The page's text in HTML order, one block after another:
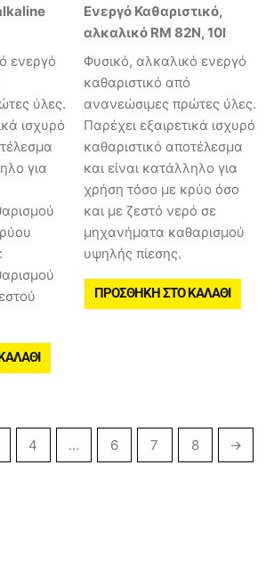
ενεργό
ύλες.
ισχυρό
για
Ενεργό Καθαριστικό,
αλκαλικό RM 82N, 10l
Φυσικό, αλκαλικό ενεργό
καθαριστικό από
ανανεώσιμες πρώτες ύλες.
Παρέχει εξαιρετικά ισχυρό
καθαριστικό αποτέλεσμα
και είναι κατάλληλο για
χρήση τόσο με κρύο όσο
και με ζεστό νερό σε
μηχανήματα καθαρισμού
υψηλής πίεσης.
ΠΡΟΣΘΉΚΗ ΣΤΟ ΚΑΛΆΘΙ
4 … 6 7 8 →